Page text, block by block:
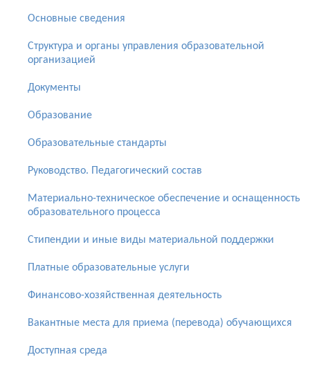
Основные сведения
Структура и органы управления образовательной
организацией
Документы
Образование
Образовательные стандарты
Руководство. Педагогический состав
Материально-техническое обеспечение и оснащенность
образовательного процесса
Стипендии и иные виды материальной поддержки
Платные образовательные услуги
Финансово-хозяйственная деятельность
Вакантные места для приема (перевода) обучающихся
Доступная среда